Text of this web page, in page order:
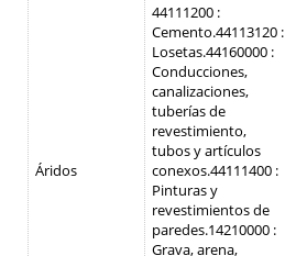
Áridos
44111200 :
Cemento.44113120 :
Losetas.44160000 :
Conducciones,
canalizaciones,
tuberías de
revestimiento,
tubos y artículos
conexos.44111400 :
Pinturas y
revestimientos de
paredes.14210000 :
Grava, arena,